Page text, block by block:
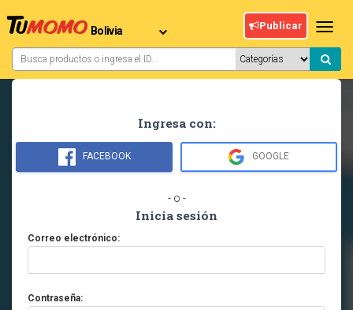
Publicar
Ingresa con:
FACEBOOK GOOGLE
- o -
Inicia sesión
Correo electrónico:
Contraseña: